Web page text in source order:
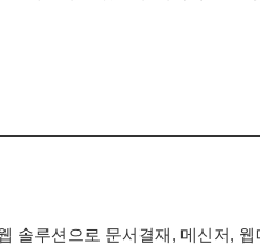
솔루션으로 문서결재, 메신저,